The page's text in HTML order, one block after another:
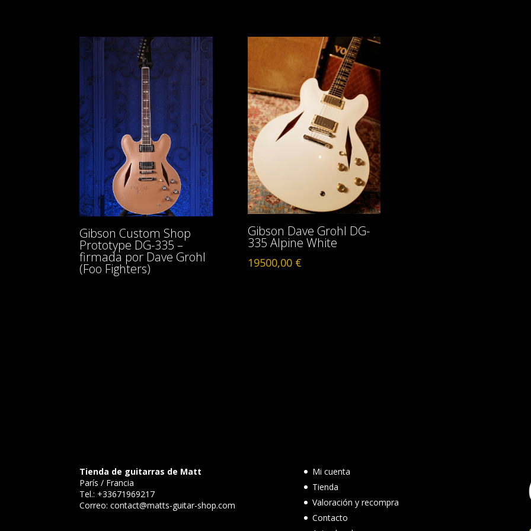
Gibson Custom Shop
Prototype DG-335 –
firmada por Dave Grohl
(Foo Fighters)
Gibson Dave Grohl DG-
335 Alpine White
19500,00 €
Tienda de guitarras de Matt
París / Francia
Tel.: +33671969217
Correo:contact@matts-guitar-shop.com
Mi cuenta
Tienda
Valoración y recompra
Contacto